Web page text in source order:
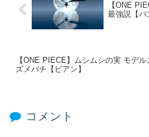
【ONE
最強説【バ
【ONE PIECE】ムシムシの実 モデル
ズメバチ【ビアン】
コメント